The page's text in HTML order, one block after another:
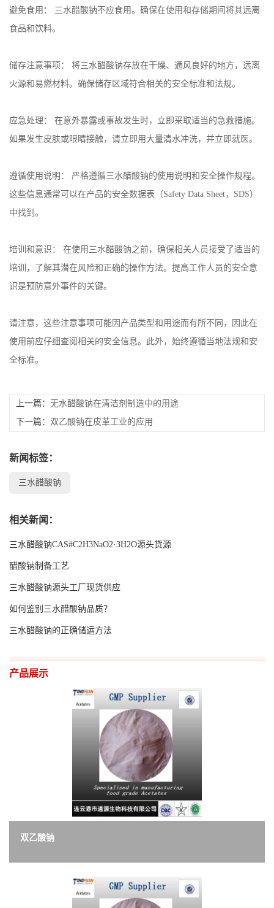
展
荣
联
式
在
避免食用： 三水醋酸钠不应食用。确保在使用和存储期间将其远离
食品和饮料。
储存注意事项： 将三水醋酸钠存放在干燥、通风良好的地方，远离
火源和易燃材料。确保储存区域符合相关的安全标准和法规。
应急处理： 在意外暴露或事故发生时，立即采取适当的急救措施。
如果发生皮肤或眼睛接触，请立即用大量清水冲洗，并立即就医。
遵循使用说明： 严格遵循三水醋酸钠的使用说明和安全操作规程。
这些信息通常可以在产品的安全数据表（Safety Data Sheet，SDS）
中找到。
培训和意识： 在使用三水醋酸钠之前，确保相关人员接受了适当的
培训，了解其潜在风险和正确的操作方法。提高工作人员的安全意
识是预防意外事件的关键。
请注意，这些注意事项可能因产品类型和用途而有所不同，因此在
使用前应仔细查阅相关的安全信息。此外，始终遵循当地法规和安
全标准。
上一篇： 无水醋酸钠在清洁剂制造中的用途
下一篇： 双乙酸钠在皮革工业的应用
新闻标签：
三水醋酸钠
相关新闻：
三水醋酸钠CAS#C2H3NaO2·3H2O源头货源
醋酸钠制备工艺
三水醋酸钠源头工厂现货供应
如何鉴别三水醋酸钠品质？
三水醋酸钠的正确储运方法
产品展示
双乙酸钠